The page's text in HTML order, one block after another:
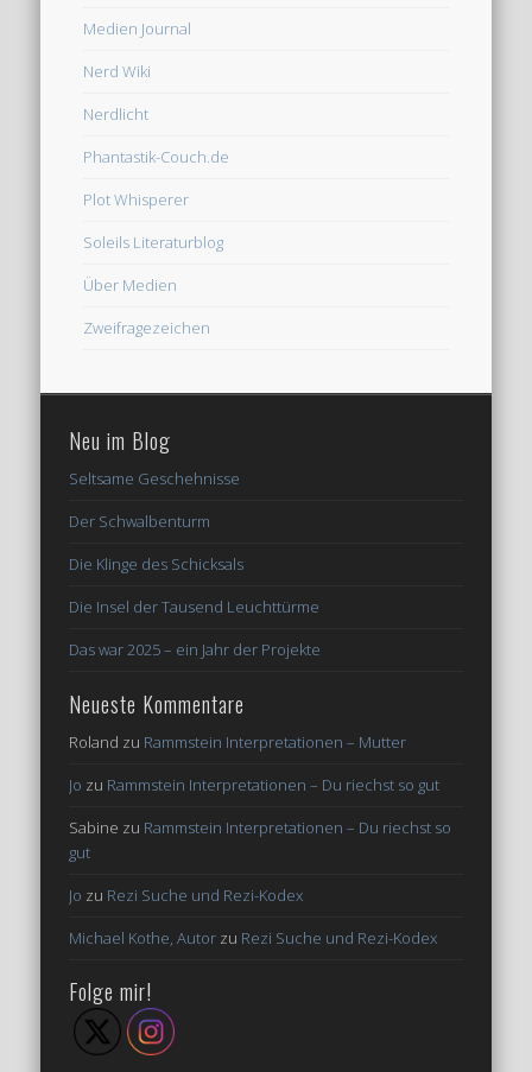
Medien Journal
Nerd Wiki
Nerdlicht
Phantastik-Couch.de
Plot Whisperer
Soleils Literaturblog
Über Medien
Zweifragezeichen
Neu im Blog
Seltsame Geschehnisse
Der Schwalbenturm
Die Klinge des Schicksals
Die Insel der Tausend Leuchttürme
Das war 2025 – ein Jahr der Projekte
Neueste Kommentare
Roland zu Rammstein Interpretationen – Mutter
Jo zu Rammstein Interpretationen – Du riechst so gut
Sabine zu Rammstein Interpretationen – Du riechst so
gut
Jo zu Rezi Suche und Rezi-Kodex
Michael Kothe, Autor zu Rezi Suche und Rezi-Kodex
Folge mir!